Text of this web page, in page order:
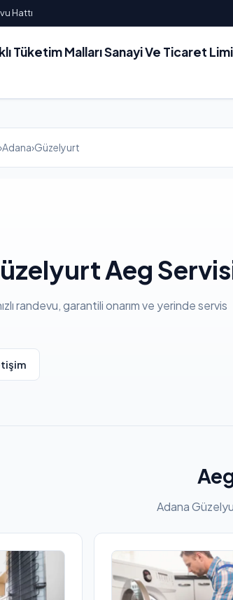
Hattı
Tüketim Malları Sanayi Ve Ticaret
›Adana›Güzelyurt
Aeg
randevu, garantili onarım ve yerinde servis
Adana